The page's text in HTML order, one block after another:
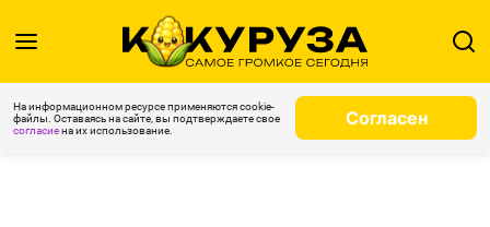
На информационном ресурсе применяются cookie-
файлы. Оставаясь на сайте, вы подтверждаете свое
согласиена их использование.
Согласен